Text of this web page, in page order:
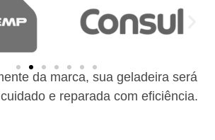
da marca, sua geladeira será
e reparada com eficiência.